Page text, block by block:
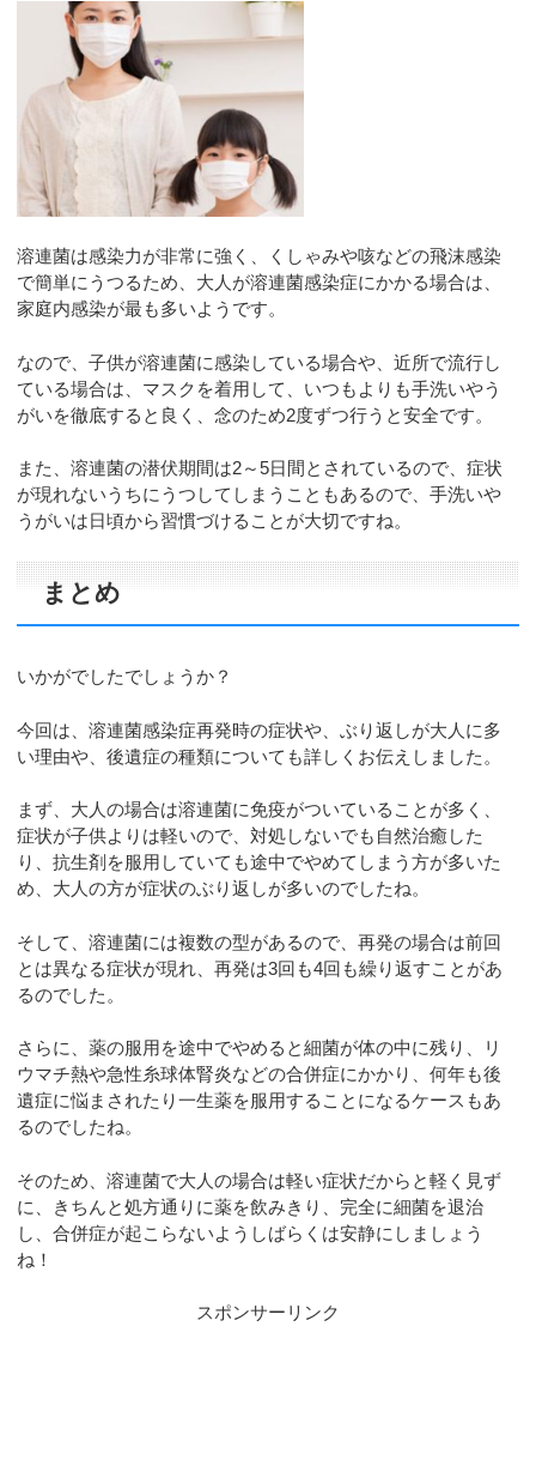
溶連菌は感染力が非常に強く、くしゃみや咳などの飛沫感染
で簡単にうつるため、大人が溶連菌感染症にかかる場合は、
家庭内感染が最も多いようです。
なので、子供が溶連菌に感染している場合や、近所で流行し
ている場合は、マスクを着用して、いつもよりも手洗いやう
がいを徹底すると良く、念のため2度ずつ行うと安全です。
また、溶連菌の潜伏期間は2～5日間とされているので、症状
が現れないうちにうつしてしまうこともあるので、手洗いや
うがいは日頃から習慣づけることが大切ですね。
まとめ
いかがでしたでしょうか？
今回は、溶連菌感染症再発時の症状や、ぶり返しが大人に多
い理由や、後遺症の種類についても詳しくお伝えしました。
まず、大人の場合は溶連菌に免疫がついていることが多く、
症状が子供よりは軽いので、対処しないでも自然治癒した
り、抗生剤を服用していても途中でやめてしまう方が多いた
め、大人の方が症状のぶり返しが多いのでしたね。
そして、溶連菌には複数の型があるので、再発の場合は前回
とは異なる症状が現れ、再発は3回も4回も繰り返すことがあ
るのでした。
さらに、薬の服用を途中でやめると細菌が体の中に残り、リ
ウマチ熱や急性糸球体腎炎などの合併症にかかり、何年も後
遺症に悩まされたり一生薬を服用することになるケースもあ
るのでしたね。
そのため、溶連菌で大人の場合は軽い症状だからと軽く見ず
に、きちんと処方通りに薬を飲みきり、完全に細菌を退治
し、合併症が起こらないようしばらくは安静にしましょう
ね！
スポンサーリンク